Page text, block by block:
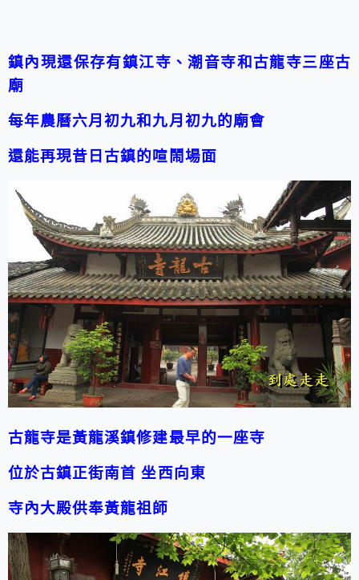
鎮內現還保存有鎮江寺、潮音寺和古龍寺三座古
廟
每年農曆六月初九和九月初九的廟會
還能再現昔日古鎮的喧鬧場面
古龍寺是黃龍溪鎮修建最早的一座寺
位於古鎮正街南首 坐西向東
寺內大殿供奉黃龍祖師